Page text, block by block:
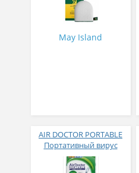
May Island
AIR DOCTOR PORTABLE
Портативный вирус
блокер бейдж